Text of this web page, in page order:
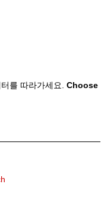
를 따라가세요. Choose